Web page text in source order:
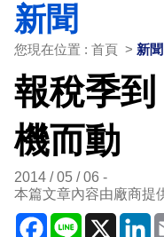
新聞
您現在位置 : 首頁 > 新聞
報稅季
機而動
2014 / 05 / 06
本篇文章內容由廠商提
Facebook
Line X